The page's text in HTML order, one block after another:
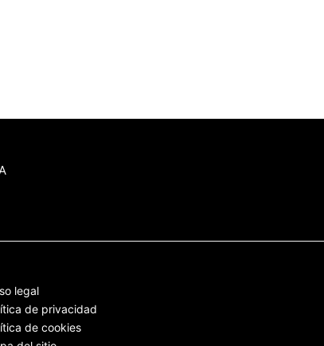
legal
de privacidad
de cookies